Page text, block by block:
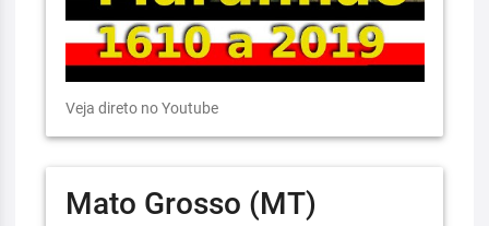
Veja direto no Youtube
Mato Grosso (MT)